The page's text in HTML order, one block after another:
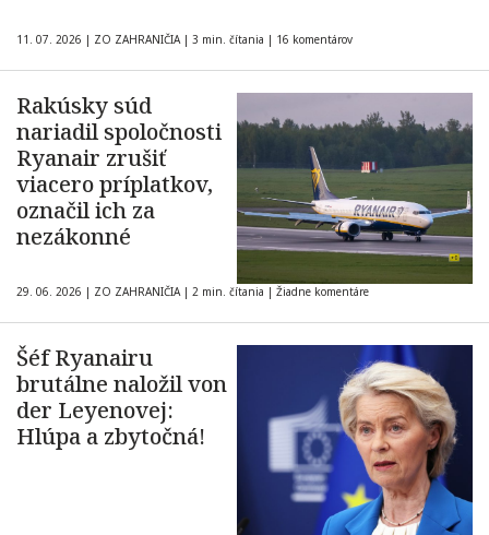
11. 07. 2026 | ZO ZAHRANIČIA | 3 min. čítania | 16 komentárov
Rakúsky súd
nariadil spoločnosti
Ryanair zrušiť
viacero príplatkov,
označil ich za
nezákonné
29. 06. 2026 | ZO ZAHRANIČIA | 2 min. čítania | Žiadne komentáre
Šéf Ryanairu
brutálne naložil von
der Leyenovej:
Hlúpa a zbytočná!